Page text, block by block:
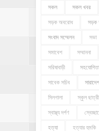
সকল সকল খবর
সড়ক অবরোধ সড়ক
সংবাদ সম্মেলন সভা
সমাবেশ সম্মাননা
সরিষাবাড়ী সহযোগিতা
সাবেক সচিব সারাদেশ
সিলগালা স্কুল ছাত্রী
স্বাস্থ্য দর্পণ
হত্যা হত্যার হুমকি